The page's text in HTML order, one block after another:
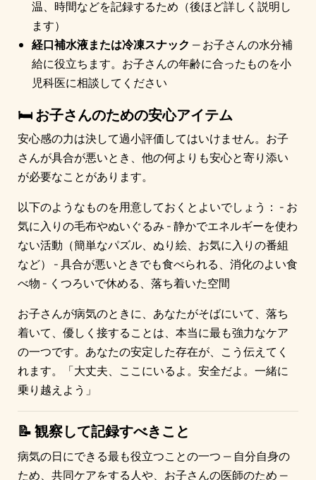
温、時間などを記録するため（後ほど詳しく説明し
ます）
経口補水液または冷凍スナック — お子さんの水分補
給に役立ちます。お子さんの年齢に合ったものを小
児科医に相談してください
🛏️ お子さんのための安心アイテム
安心感の力は決して過小評価してはいけません。お子
さんが具合が悪いとき、他の何よりも安心と寄り添い
が必要なことがあります。
以下のようなものを用意しておくとよいでしょう： - お
気に入りの毛布やぬいぐるみ - 静かでエネルギーを使わ
ない活動（簡単なパズル、ぬり絵、お気に入りの番組
など） - 具合が悪いときでも食べられる、消化のよい食
べ物 - くつろいで休める、落ち着いた空間
お子さんが病気のときに、あなたがそばにいて、落ち
着いて、優しく接することは、本当に最も強力なケア
の一つです。あなたの安定した存在が、こう伝えてく
れます。「大丈夫、ここにいるよ。安全だよ。一緒に
乗り越えよう」
📝 観察して記録すべきこと
病気の日にできる最も役立つことの一つ — 自分自身の
ため、共同ケアをする人や、お子さんの医師のため —